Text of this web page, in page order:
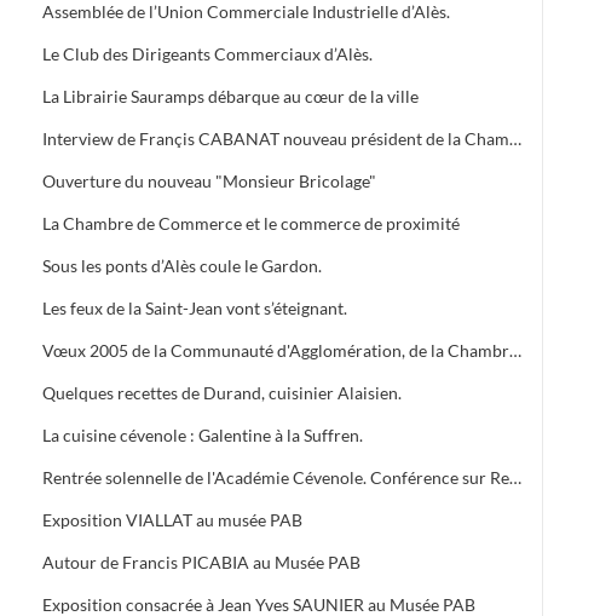
Assemblée de l’Union Commerciale Industrielle d’Alès.
Le Club des Dirigeants Commerciaux d’Alès.
La Librairie Sauramps débarque au cœur de la ville
Interview de Françis CABANAT nouveau président de la Chambre de Commerce
Ouverture du nouveau "Monsieur Bricolage"
La Chambre de Commerce et le commerce de proximité
Sous les ponts d’Alès coule le Gardon.
Les feux de la Saint-Jean vont s’éteignant.
Vœux 2005 de la Communauté d'Agglomération, de la Chambre de Commerce, 5 bougies pour la Médiathèque
Quelques recettes de Durand, cuisinier Alaisien.
La cuisine cévenole : Galentine à la Suffren.
Rentrée solennelle de l'Académie Cévenole. Conférence sur Renoir et Albert ANDRE, une amitié (1894-1919)
Exposition VIALLAT au musée PAB
Autour de Francis PICABIA au Musée PAB
Exposition consacrée à Jean Yves SAUNIER au Musée PAB